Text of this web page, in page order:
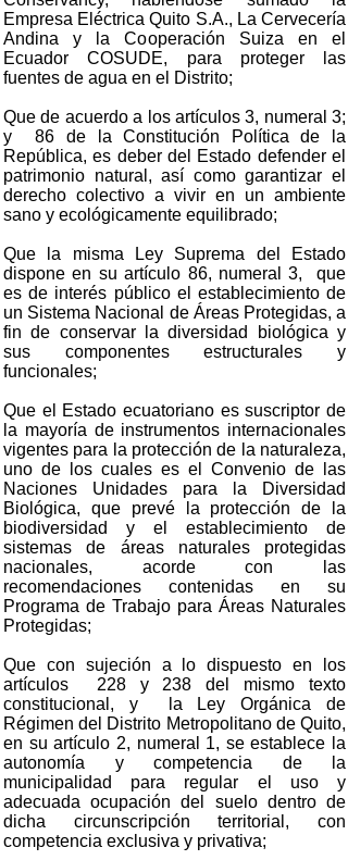
Empresa Eléctrica Quito S.A., La Cervecería
Andina y la Cooperación Suiza en el
Ecuador COSUDE, para proteger las
fuentes de agua en el Distrito;
Que de acuerdo a los artículos 3, numeral 3;
y 86 de la Constitución Política de la
República, es deber del Estado defender el
patrimonio natural, así como garantizar el
derecho colectivo a vivir en un ambiente
sano y ecológicamente equilibrado;
Que la misma Ley Suprema del Estado
dispone en su artículo 86, numeral 3, que
es de interés público el establecimiento de
un Sistema Nacional de Áreas Protegidas, a
fin de conservar la diversidad biológica y
sus componentes estructurales y
funcionales;
Que el Estado ecuatoriano es suscriptor de
la mayoría de instrumentos internacionales
vigentes para la protección de la naturaleza,
uno de los cuales es el Convenio de las
Naciones Unidades para la Diversidad
Biológica, que prevé la protección de la
biodiversidad y el establecimiento de
sistemas de áreas naturales protegidas
nacionales, acorde con las
recomendaciones contenidas en su
Programa de Trabajo para Áreas Naturales
Protegidas;
Que con sujeción a lo dispuesto en los
artículos 228 y 238 del mismo texto
constitucional, y la Ley Orgánica de
Régimen del Distrito Metropolitano de Quito,
en su artículo 2, numeral 1, se establece la
autonomía y competencia de la
municipalidad para regular el uso y
adecuada ocupación del suelo dentro de
dicha circunscripción territorial, con
competencia exclusiva y privativa;